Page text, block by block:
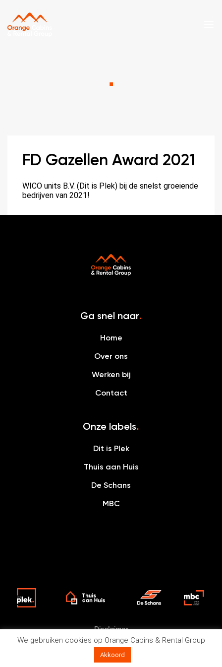
.
FD Gazellen Award 2021
WICO units B.V. (Dit is Plek) bij de snelst groeiende
bedrijven van 2021!
Ga snel naar.
Home
Over ons
Werken bij
Contact
Onze labels.
Dit is Plek
Thuis aan Huis
De Schans
MBC
Ontwikkeld door Every Day
Disclaimer
We gebruiken cookies op Orange Cabins & Rental Group
Akkoord